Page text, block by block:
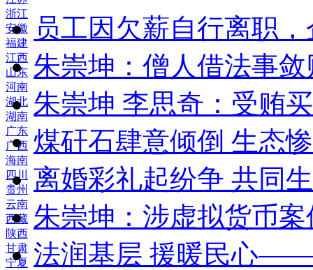
浙江
安徽
福建
江西
山东
河南
湖北
湖南
广东
广西
海南
四川
贵州
云南
西藏
陕西
甘肃
宁夏
员工因欠薪自行离职
朱崇坤：僧人借法事
朱崇坤 李思奇：受贿
煤矸石肆意倾倒 生态
离婚彩礼起纷争 共同
朱崇坤：涉虚拟货币
法润基层 援暖民心